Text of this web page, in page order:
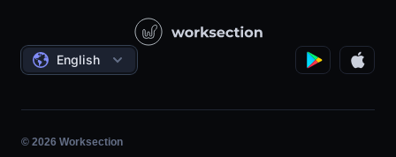
Staatliche / Soziale Projekte
Projektmanagement
Stundengenaue Arbeit
Agile
Bedingungen
English
© 2026 Worksection